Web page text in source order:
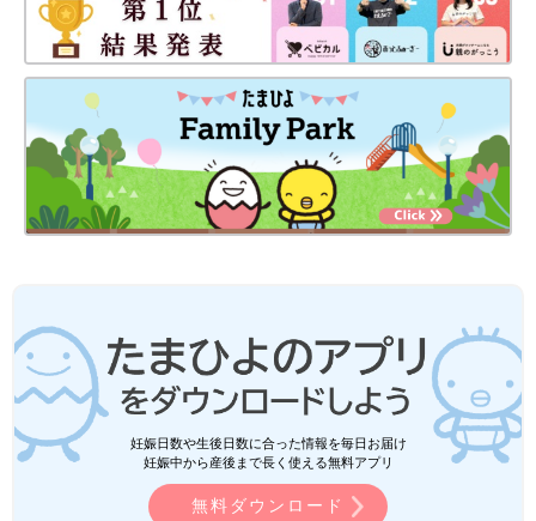
出典：Instagramアカウント「ouka_ikuji」
おうかさんは、550円商品の「レジャーテーブル」を購入。軽く
て持ち運びしやすく、アウトドアで大活躍です！おやつや飲み物
を置けるので、外遊びやピクニックがぐっと快適になりますよ。
「キャンプバケツ（折りたたみ式）」一つあるとい
ろいろ使えて便利なアイテム！
妊娠日数や生後日数に合った情報を毎日お届け
妊娠中から産後まで長く使える無料アプリ
無料ダウンロード